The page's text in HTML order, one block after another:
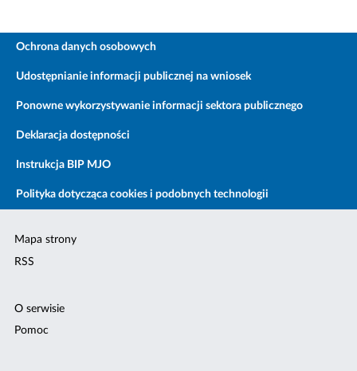
Ochrona danych osobowych
Udostępnianie informacji publicznej na wniosek
Ponowne wykorzystywanie informacji sektora publicznego
Deklaracja dostępności
Instrukcja BIP MJO
Polityka dotycząca cookies i podobnych technologii
Mapa strony
RSS
O serwisie
Pomoc